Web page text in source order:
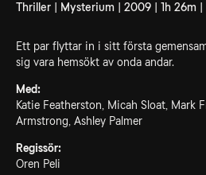
Thriller | Mysterium | 2009 | 1h 26m |
Ett par flyttar in i sitt första
sig vara hemsökt av onda andar.
Med:
Katie Featherston, Micah Sloat, Mark
Armstrong, Ashley Palmer
Regissör:
Oren Peli